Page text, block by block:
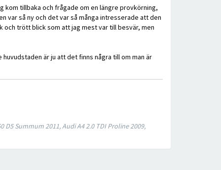
kom tillbaka och frågade om en längre provkörning,
var så ny och det var så många intresserade att den
och trött blick som att jag mest var till besvär, men
är ju att det finns några till om man är
D5 Summum 2011, Audi A4 2.0 TDI Proline 2009,